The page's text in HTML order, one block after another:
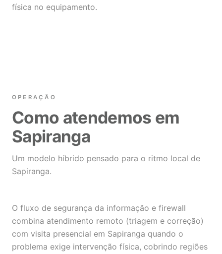
física no equipamento.
OPERAÇÃO
Como atendemos em
Sapiranga
Um modelo híbrido pensado para o ritmo local de
Sapiranga.
O fluxo de segurança da informação e firewall
combina atendimento remoto (triagem e correção)
com visita presencial em Sapiranga quando o
problema exige intervenção física, cobrindo regiões